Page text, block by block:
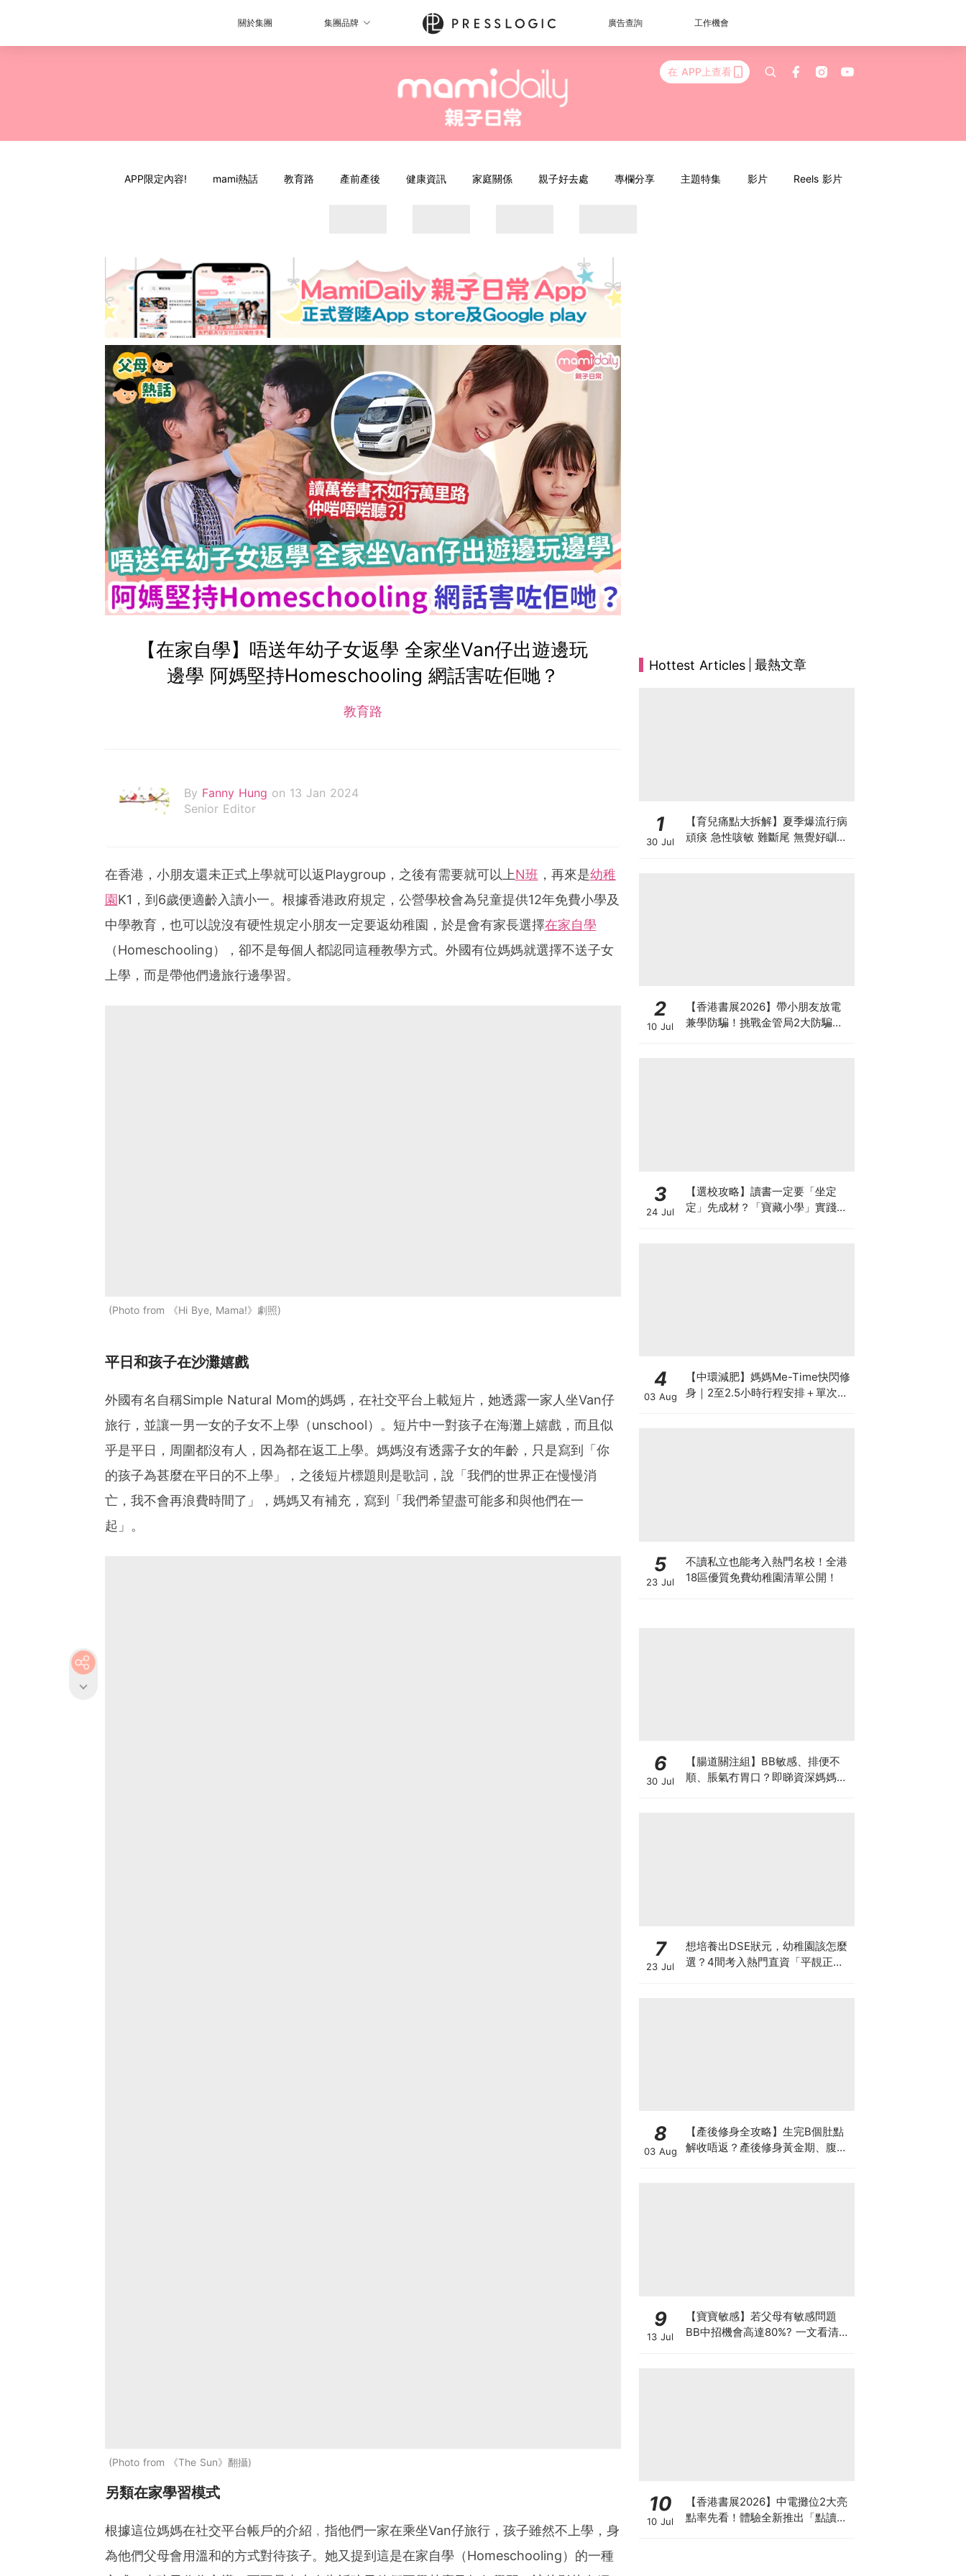
關於集團 集團品牌 廣告查詢 工作機會
在 APP上查看
APP限定內容! mami熱話 教育路 產前產後 健康資訊 家庭關係 親子好去處 專欄分享 主題特集 影片 Reels 影片
【在家自學】唔送年幼子女返學 全家坐Van仔出遊邊玩
邊學 阿媽堅持Homeschooling 網話害咗佢哋？
教育路
By Fanny Hung on 13 Jan 2024
Senior Editor
在香港，小朋友還未正式上學就可以返Playgroup，之後有需要就可以上N班，再來是幼稚
園K1，到6歲便適齡入讀小一。根據香港政府規定，公營學校會為兒童提供12年免費小學及
中學教育，也可以說沒有硬性規定小朋友一定要返幼稚園，於是會有家長選擇在家自學
（Homeschooling），卻不是每個人都認同這種教學方式。外國有位媽媽就選擇不送子女
上學，而是帶他們邊旅行邊學習。
Photo from 《Hi Bye, Mama!》劇照
平日和孩子在沙灘嬉戲
外國有名自稱Simple Natural Mom的媽媽，在社交平台上載短片，她透露一家人坐Van仔
旅行，並讓一男一女的子女不上學（unschool）。短片中一對孩子在海灘上嬉戲，而且似
乎是平日，周圍都沒有人，因為都在返工上學。媽媽沒有透露子女的年齡，只是寫到「你
的孩子為甚麼在平日的不上學」，之後短片標題則是歌詞，說「我們的世界正在慢慢消
亡，我不會再浪費時間了」，媽媽又有補充，寫到「我們希望盡可能多和與他們在一
起」。
Photo from 《The Sun》翻攝
另類在家學習模式
根據這位媽媽在社交平台帳戶的介紹﹐指他們一家在乘坐Van仔旅行，孩子雖然不上學，身
為他們父母會用溫和的方式對待孩子。她又提到這是在家自學（Homeschooling）的一種
Hottest Articles 最熱文章
1
30 Jul
【育兒痛點大拆解】夏季爆流行病
頑痰 急性咳敏 難斷尾 無覺好瞓？
2
10 Jul
【香港書展2026】帶小朋友放電
兼學防騙！挑戰金管局2大防騙遊
3
24 Jul
【選校攻略】讀書一定要「坐定
定」先成材？「寶藏小學」實踐動
4
03 Aug
【中環減肥】媽媽Me-Time快閃修
身｜2至2.5小時行程安排＋單次收
5
23 Jul
不讀私立也能考入熱門名校！全港
18區優質免費幼稚園清單公開！
6
30 Jul
【腸道關注組】BB敏感、排便不
順、脹氣冇胃口？即睇資深媽媽分
7
23 Jul
想培養出DSE狀元，幼稚園該怎麼
選？4間考入熱門直資「平靚正」
8
03 Aug
【產後修身全攻略】生完B個肚點
解收唔返？產後修身黃金期、腹直
9
13 Jul
【寶寶敏感】若父母有敏感問題
BB中招機會高達80%? 一文看清預
10
10 Jul
【香港書展2026】中電攤位2大亮
點率先看！體驗全新推出「點讀故